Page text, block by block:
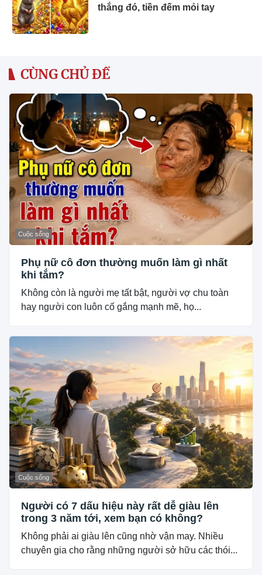
thắng đó, tiền đếm mỏi tay
CÙNG CHỦ ĐỀ
Cuộc sống
Phụ nữ cô đơn thường muốn làm gì nhất
khi tắm?
Không còn là người mẹ tất bật, người vợ chu toàn
hay người con luôn cố gắng mạnh mẽ, họ...
Cuộc sống
Người có 7 dấu hiệu này rất dễ giàu lên
trong 3 năm tới, xem bạn có không?
Không phải ai giàu lên cũng nhờ vận may. Nhiều
chuyên gia cho rằng những người sở hữu các thói...